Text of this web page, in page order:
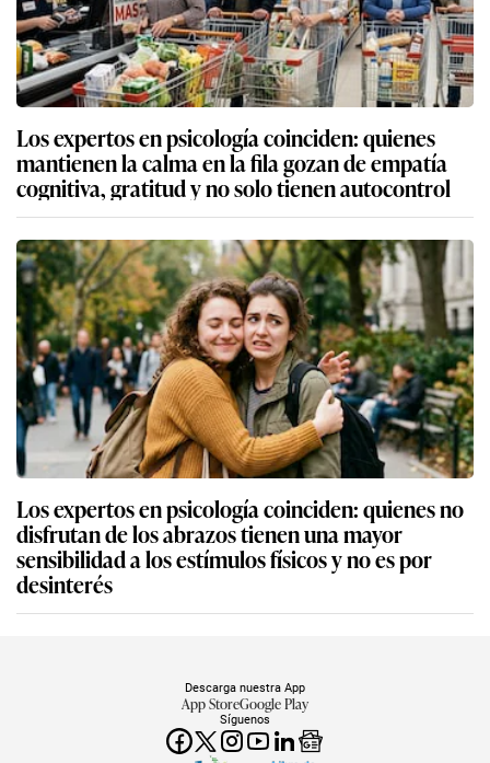
Los expertos en psicología coinciden: quienes
mantienen la calma en la fila gozan de empatía
cognitiva, gratitud y no solo tienen autocontrol
Los expertos en psicología coinciden: quienes no
disfrutan de los abrazos tienen una mayor
sensibilidad a los estímulos físicos y no es por
desinterés
Síguenos
Descarga nuestra App
App StoreGoogle Play